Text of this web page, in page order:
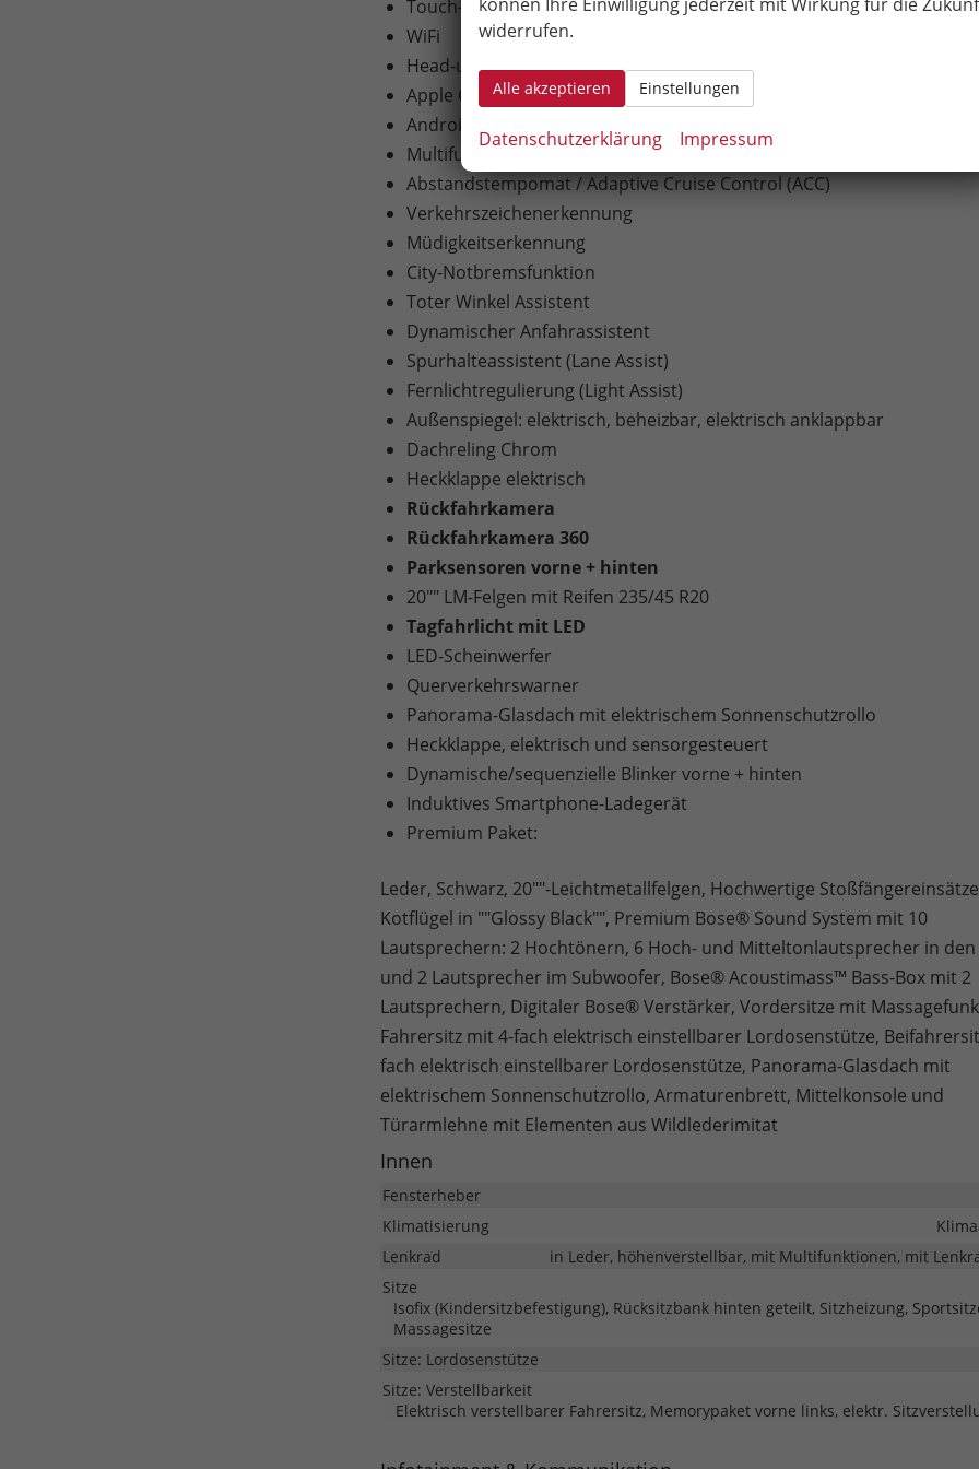
Touch-Bildschirm
WiFi
Head-up-Display
Apple CarPlay
Android Auto
Multifunktionslenkrad
Abstandstempomat / Adaptive Cruise Control (ACC)
Verkehrszeichenerkennung
Müdigkeitserkennung
City-Notbremsfunktion
Toter Winkel Assistent
Dynamischer Anfahrassistent
Spurhalteassistent (Lane Assist)
Fernlichtregulierung (Light Assist)
Außenspiegel: elektrisch, beheizbar, elektrisch anklappbar
Dachreling Chrom
Heckklappe elektrisch
Rückfahrkamera
Rückfahrkamera 360
Parksensoren vorne + hinten
20"" LM-Felgen mit Reifen 235/45 R20
Tagfahrlicht mit LED
LED-Scheinwerfer
Querverkehrswarner
Panorama-Glasdach mit elektrischem Sonnenschutzrollo
Heckklappe, elektrisch und sensorgesteuert
Dynamische/sequenzielle Blinker vorne + hinten
Induktives Smartphone-Ladegerät
Premium Paket:
Leder, Schwarz, 20""-Leichtmetallfelgen, Hochwertige
Kotflügel in ""Glossy Black"", Premium Bose® Sound System mit 10
Lautsprechern: 2 Hochtönern, 6 Hoch- und Mitteltonlautsprecher in
und 2 Lautsprecher im Subwoofer, Bose® Acoustimass™ Bass-Box mit 2
Lautsprechern, Digitaler Bose® Verstärker, Vordersitze mit
Fahrersitz mit 4-fach elektrisch einstellbarer Lordosenstütze,
fach elektrisch einstellbarer Lordosenstütze, Panorama-Glasdach mit
elektrischem Sonnenschutzrollo, Armaturenbrett, Mittelkonsole und
Türarmlehne mit Elementen aus Wildlederimitat
Innen
Fensterheber
Klimatisierung
Lenkrad
in Leder, höhenverstellbar, mit Multifunktionen, mit
Sitze
Isofix (Kindersitzbefestigung), Rücksitzbank hinten geteilt, Sitzheizung,
Massagesitze
Sitze: Lordosenstütze
Sitze: Verstellbarkeit
Elektrisch verstellbarer Fahrersitz, Memorypaket vorne links, elektr.
widerrufen.
Alle akzeptieren Einstellungen
Datenschutzerklärung Impressum